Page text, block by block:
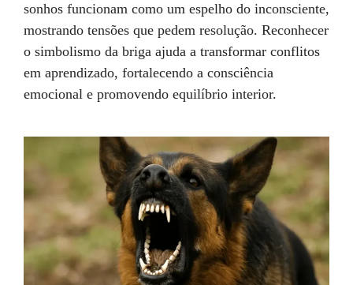
sonhos funcionam como um espelho do inconsciente,
mostrando tensões que pedem resolução. Reconhecer
o simbolismo da briga ajuda a transformar conflitos
em aprendizado, fortalecendo a consciência
emocional e promovendo equilíbrio interior.